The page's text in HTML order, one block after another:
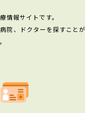
情報サイトです。
、ドクターを探すことが